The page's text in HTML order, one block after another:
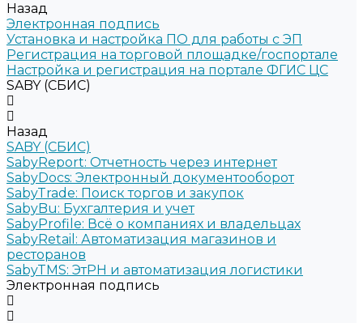
Назад
Электронная подпись
Установка и настройка ПО для работы с ЭП
Регистрация на торговой площадке/госпортале
Настройка и регистрация на портале ФГИС ЦС
SABY (СБИС)
Назад
SABY (СБИС)
SabyReport: Отчетность через интернет
SabyDocs: Электронный документооборот
SabyTrade: Поиск торгов и закупок
SabyBu: Бухгалтерия и учет
SabyProfile: Всё о компаниях и владельцах
SabyRetail: Автоматизация магазинов и
ресторанов
SabyTMS: ЭтРН и автоматизация логистики
Электронная подпись